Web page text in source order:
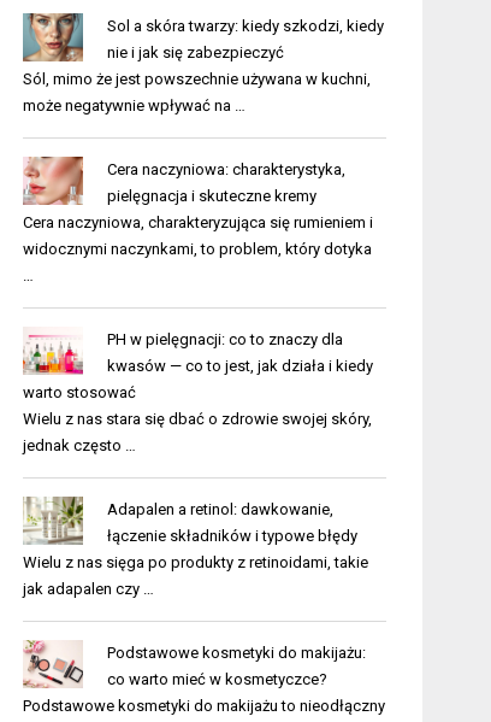
Sol a skóra twarzy: kiedy szkodzi, kiedy
nie i jak się zabezpieczyć
Sól, mimo że jest powszechnie używana w kuchni,
może negatywnie wpływać na …
Cera naczyniowa: charakterystyka,
pielęgnacja i skuteczne kremy
Cera naczyniowa, charakteryzująca się rumieniem i
widocznymi naczynkami, to problem, który dotyka
…
PH w pielęgnacji: co to znaczy dla
kwasów — co to jest, jak działa i kiedy
warto stosować
Wielu z nas stara się dbać o zdrowie swojej skóry,
jednak często …
Adapalen a retinol: dawkowanie,
łączenie składników i typowe błędy
Wielu z nas sięga po produkty z retinoidami, takie
jak adapalen czy …
Podstawowe kosmetyki do makijażu:
co warto mieć w kosmetyczce?
Podstawowe kosmetyki do makijażu to nieodłączny